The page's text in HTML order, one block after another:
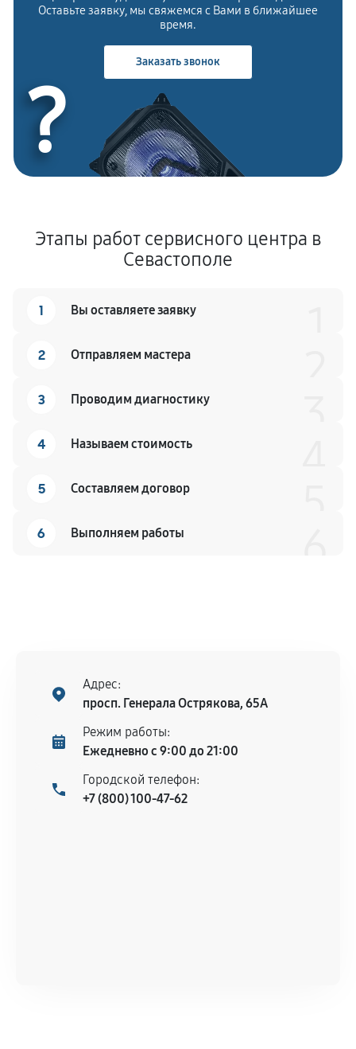
Оставьте заявку, мы свяжемся с Вами в ближайшее
время.
Заказать звонок
?
Этапы работ сервисного центра в
Севастополе
1 Вы оставляете заявку
2 Отправляем мастера
3 Проводим диагностику
4 Называем стоимость
5 Составляем договор
6 Выполняем работы
Адрес:
просп. Генерала Острякова, 65А
Режим работы:
Ежедневно с 9:00 до 21:00
Городской телефон:
+7 (800) 100-47-62